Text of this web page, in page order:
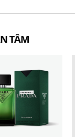
TÂM